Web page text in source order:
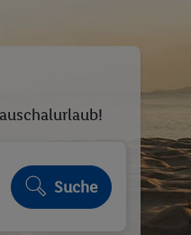
Suche